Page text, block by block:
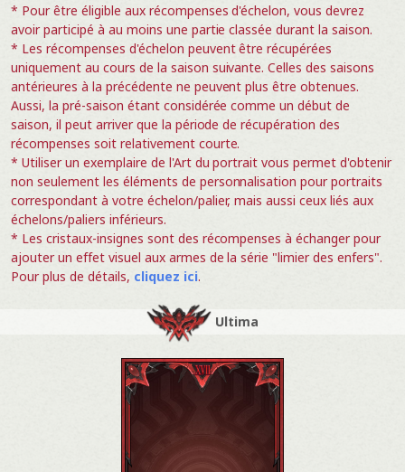
* Pour être éligible aux récompenses d'échelon, vous devrez
avoir participé à au moins une partie classée durant la saison.
* Les récompenses d'échelon peuvent être récupérées
uniquement au cours de la saison suivante. Celles des saisons
antérieures à la précédente ne peuvent plus être obtenues.
Aussi, la pré-saison étant considérée comme un début de
saison, il peut arriver que la période de récupération des
récompenses soit relativement courte.
* Utiliser un exemplaire de l'Art du portrait vous permet d'obtenir
non seulement les éléments de personnalisation pour portraits
correspondant à votre échelon/palier, mais aussi ceux liés aux
échelons/paliers inférieurs.
* Les cristaux-insignes sont des récompenses à échanger pour
ajouter un effet visuel aux armes de la série "limier des enfers".
Pour plus de détails, cliquez ici.
Ultima